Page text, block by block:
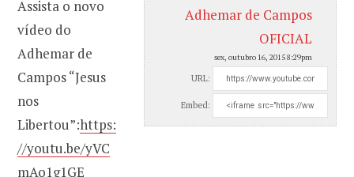
Adhemar de Campos
OFICIAL
sex, outubro 16, 2015 8:29pm
URL:
Embed:
Assista o novo
vídeo do
Adhemar de
Campos “Jesus
nos
Libertou”:https:
//youtu.be/yVC
mAo1g1GE